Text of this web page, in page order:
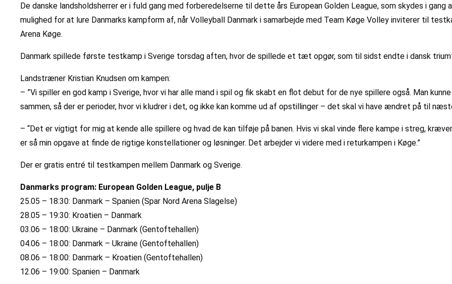
De danske landsholdsherrer er i fuld gang med forberedelserne til dette års European Golden League, som skydes i gang
mulighed for at lure Danmarks kampform af, når Volleyball Danmark i samarbejde med Team Køge Volley inviterer til
Arena Køge.
Danmark spillede første testkamp i Sverige torsdag aften, hvor de spillede et tæt opgør, som til sidst endte i dansk
Landstræner Kristian Knudsen om kampen:
– ”Vi spiller en god kamp i Sverige, hvor vi har alle mand i spil og fik skabt en flot debut for de nye spillere også. Man
sammen, så der er perioder, hvor vi kludrer i det, og ikke kan komme ud af opstillinger – det skal vi have ændret på til
– “Det er vigtigt for mig at kende alle spillere og hvad de kan tilføje på banen. Hvis vi skal vinde flere kampe i streg,
er så min opgave at finde de rigtige konstellationer og løsninger. Det arbejder vi videre med i returkampen i Køge.”
Der er gratis entré til testkampen mellem Danmark og Sverige.
Danmarks program: European Golden League, pulje B
25.05 – 18:30: Danmark – Spanien (Spar Nord Arena Slagelse)
28.05 – 19:30: Kroatien – Danmark
03.06 – 18:00: Ukraine – Danmark (Gentoftehallen)
04.06 – 18:00: Danmark – Ukraine (Gentoftehallen)
08.06 – 18:00: Danmark – Kroatien (Gentoftehallen)
12.06 – 19:00: Spanien – Danmark